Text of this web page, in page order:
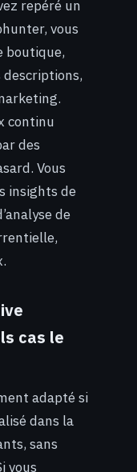
repéré un
vous
boutique,
descriptions,
continu
des
Vous
insights de
de
cas le
adapté si
dans la
sans
vous